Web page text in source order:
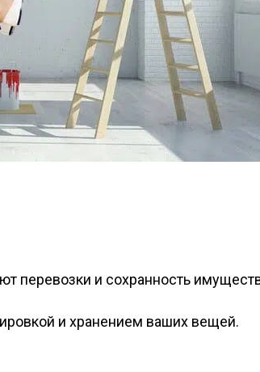
перевозки и сохранность
и хранением ваших вещей.